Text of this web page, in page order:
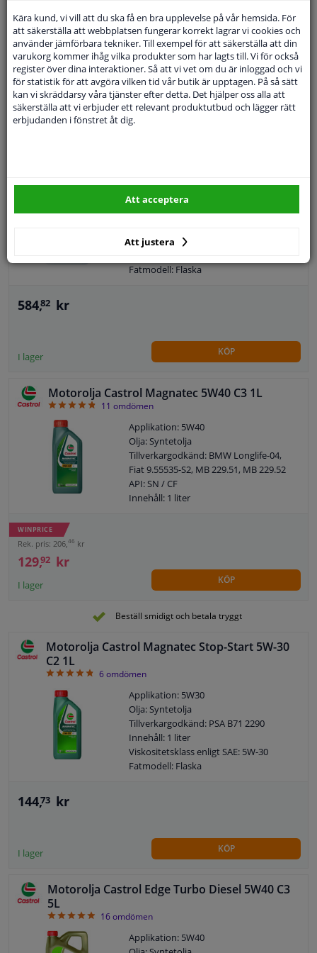
501.01
ACEA: A3/B4
API: SM / CF
Innehåll: 5 liter
MB: 229.1
VW: 501 01 / 505 00
Viskositetsklass enligt SAE: 10W-40
Fatmodell: Flaska
440,87 kr
I lager KÖP
Viskositetsklass enligt SAE: 5W-30
Olja: Syntetolja
RN 17
Fatmodell: Flaska
584,82 kr
I lager KÖP
Motorolja Castrol Magnatec 5W40 C3 1L
4.82
11 omdömen
Applikation: 5W40
Olja: Syntetolja
Tillverkargodkänd: BMW Longlife-04,
Fiat 9.55535-S2, MB 229.51, MB 229.52
API: SN / CF
Innehåll: 1 liter
BMW: Longlife 04
Viskositetsklass enligt SAE: 5W-40
ACEA: C3
WINPRICE
Rek. pris: 206, 46 kr
129,92 kr
I lager KÖP
Beställ smidigt och betala tryggt
Motorolja Castrol Magnatec Stop-Start 5W-30
C2 1L
4.83
6omdömen
Applikation: 5W30
Olja: Syntetolja
Tillverkargodkänd: PSA B71 2290
Innehåll: 1 liter
Viskositetsklass enligt SAE: 5W-30
Fatmodell: Flaska
144,73 kr
I lager KÖP
Motorolja Castrol Edge Turbo Diesel 5W40 C3
5L
4.88
16omdömen
Applikation: 5W40
Kära kund, vi vill att du ska få en bra upplevelse på vår hemsida. För
att säkerställa att webbplatsen fungerar korrekt lagrar vi cookies och
använder jämförbara tekniker. Till exempel för att säkerställa att din
varukorg kommer ihåg vilka produkter som har lagts till. Vi för också
register över dina interaktioner. Så att vi vet om du är inloggad och vi
för statistik för att avgöra vilken tid vår butik är upptagen. På så sätt
kan vi skräddarsy våra tjänster efter detta. Det hjälper oss alla att
säkerställa att vi erbjuder ett relevant produktutbud och lägger rätt
erbjudanden i fönstret åt dig.
Att justera
Att acceptera